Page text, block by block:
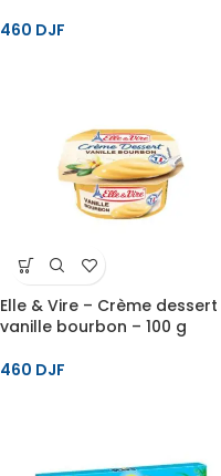
460 DJF
Elle & Vire – Crème dessert
vanille bourbon – 100 g
460 DJF